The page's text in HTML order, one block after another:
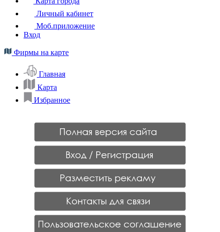
Личный кабинет
Моб.приложение
Вход
Фирмы на карте
Главная
Карта
Избранное